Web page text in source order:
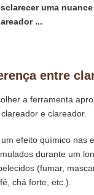
uma
...
entre
a ferramenta
e clareador.
efeito químico nas
durante um
(fumar,
chá forte, etc.).